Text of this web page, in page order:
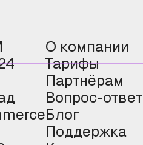
О компании
Тарифы
Партнёрам
Вопрос-ответ
Блог
Поддержка